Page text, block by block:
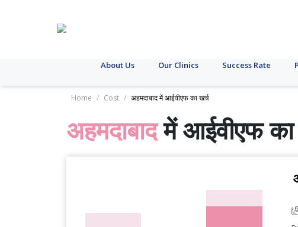
About Us Our Clinics Success Rate
Home / Cost / अहमदाबाद में आईवीएफ का खर्च
अहमदाबादमें आईवीएफ का